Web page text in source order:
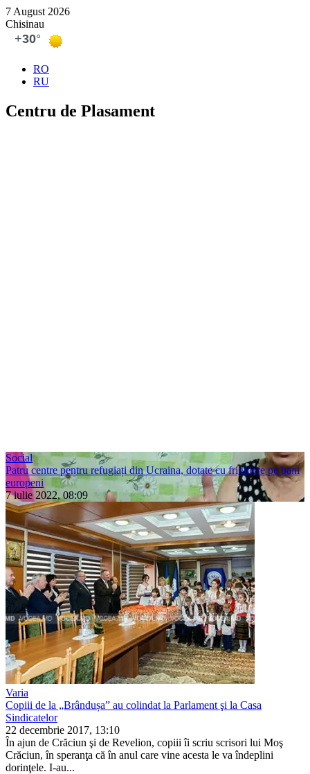
7 August 2026
Chisinau
RO
RU
Centru de Plasament
Social
Patru centre pentru refugiați din Ucraina, dotate cu frigidere pe bani
europeni
7 iulie 2022, 08:09
Varia
Copiii de la „Brândușa” au colindat la Parlament şi la Casa
Sindicatelor
22 decembrie 2017, 13:10
În ajun de Crăciun şi de Reveli­on, copiii îi scriu scrisori lui Moş
Crăciun, în speranţa că în anul care vine acesta le va îndeplini
dorinţele. I-au...